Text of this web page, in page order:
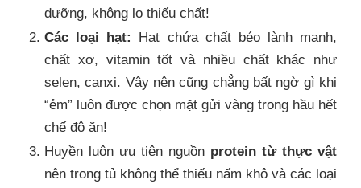
dưỡng, không lo thiếu chất!
Các loại hạt:
Hạt chứa chất béo lành mạnh,
chất xơ, vitamin tốt và nhiều chất khác như
selen, canxi. Vậy nên cũng chẳng bất ngờ gì khi
“ẻm” luôn được chọn mặt gửi vàng trong hầu hết
chế độ ăn!
Huyền luôn ưu tiên nguồn protein từ thực vật
nên trong tủ không thể thiếu nấm khô và các loại